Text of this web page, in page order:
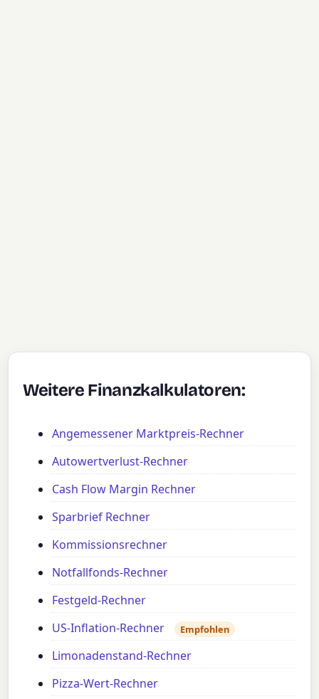
Weitere Finanzkalkulatoren:
Angemessener Marktpreis-Rechner
Autowertverlust-Rechner
Cash Flow Margin Rechner
Sparbrief Rechner
Kommissionsrechner
Notfallfonds-Rechner
Festgeld-Rechner
US-Inflation-Rechner
Empfohlen
Limonadenstand-Rechner
Pizza-Wert-Rechner